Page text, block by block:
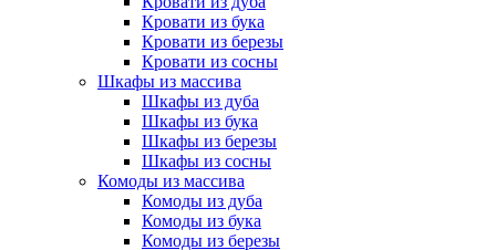
Кровати из бука
Кровати из березы
Кровати из сосны
Шкафы из массива
Шкафы из дуба
Шкафы из бука
Шкафы из березы
Шкафы из сосны
Комоды из массива
Комоды из дуба
Комоды из бука
Комоды из березы